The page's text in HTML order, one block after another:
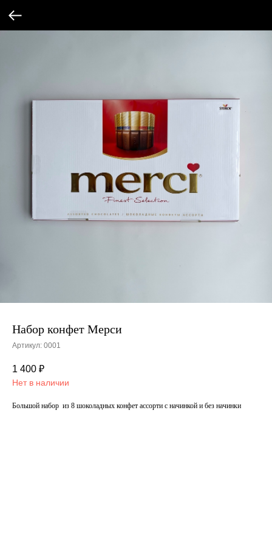
Набор конфет Мерси
Артикул: 0001
1 400 ₽
Нет в наличии
Большой набор из 8 шоколадных конфет ассорти с начинкой и без начинки